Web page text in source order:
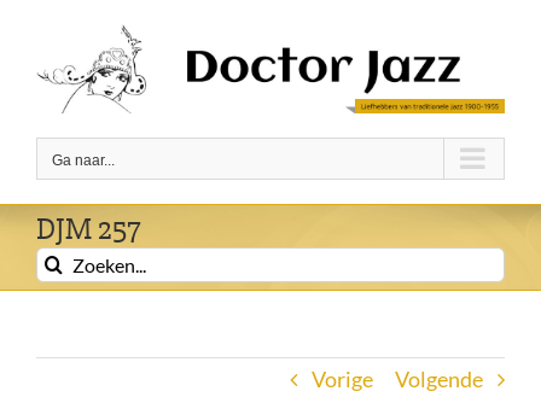
inhoud
Ga naar...
DJM 257
Zoeken
naar:
Vorige Volgende